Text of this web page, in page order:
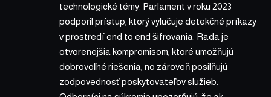
technologické témy. Parlament v roku 2023
podporil prístup, ktorý vylučuje detekčné príkazy
v prostredí end to end šifrovania. Rada je
otvorenejšia kompromisom, ktoré umožňujú
dobrovoľné riešenia, no zároveň posilňujú
zodpovednosť poskytovateľov služieb.